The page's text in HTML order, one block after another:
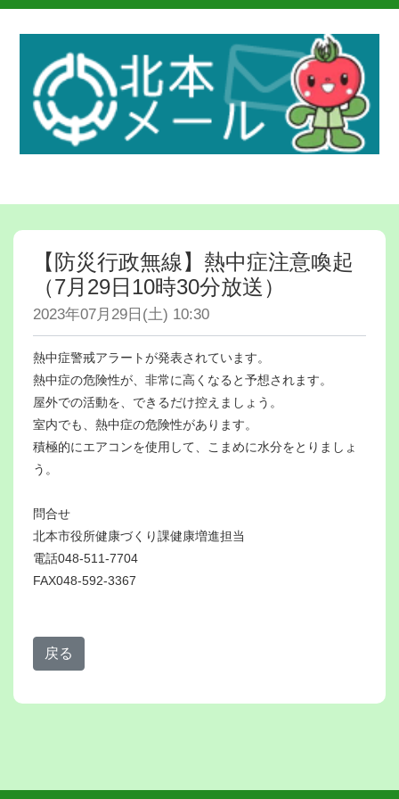
【防災行政無線】熱中症注意喚起
（7月29日10時30分放送）
2023年07月29日(土) 10:30
熱中症警戒アラートが発表されています。
熱中症の危険性が、非常に高くなると予想されます。
屋外での活動を、できるだけ控えましょう。
室内でも、熱中症の危険性があります。
積極的にエアコンを使用して、こまめに水分をとりましょ
う。
問合せ
北本市役所健康づくり課健康増進担当
電話048-511-7704
FAX048-592-3367
戻る